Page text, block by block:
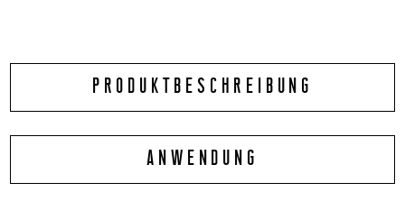
PRODUKTBESCHREIBUNG
Gewürze und Mischungen aus Bockshornklee,
ANWENDUNG